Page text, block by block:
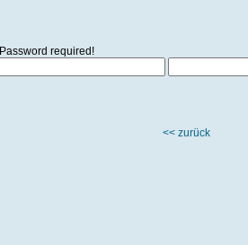
Password required!
<< zurück